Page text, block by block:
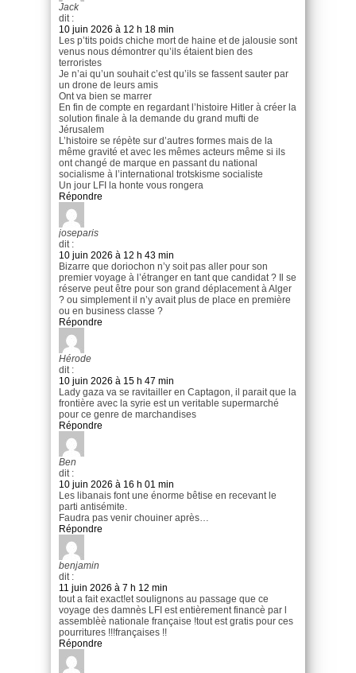
Jack
dit :
10 juin 2026 à 12 h 18 min
Les p’tits poids chiche mort de haine et de jalousie sont
venus nous démontrer qu’ils étaient bien des
terroristes
Je n’ai qu’un souhait c’est qu’ils se fassent sauter par
un drone de leurs amis
Ont va bien se marrer
En fin de compte en regardant l’histoire Hitler à créer la
solution finale à la demande du grand mufti de
Jérusalem
L’histoire se répète sur d’autres formes mais de la
même gravité et avec les mêmes acteurs même si ils
ont changé de marque en passant du national
socialisme à l’international trotskisme socialiste
Un jour LFI la honte vous rongera
Répondre
joseparis
dit :
10 juin 2026 à 12 h 43 min
Bizarre que doriochon n’y soit pas aller pour son
premier voyage à l’étranger en tant que candidat ? Il se
réserve peut être pour son grand déplacement à Alger
? ou simplement il n’y avait plus de place en première
ou en business classe ?
Répondre
Hérode
dit :
10 juin 2026 à 15 h 47 min
Lady gaza va se ravitailler en Captagon, il parait que la
frontière avec la syrie est un veritable supermarché
pour ce genre de marchandises
Répondre
Ben
dit :
10 juin 2026 à 16 h 01 min
Les libanais font une énorme bêtise en recevant le
parti antisémite.
Faudra pas venir chouiner après…
Répondre
benjamin
dit :
11 juin 2026 à 7 h 12 min
tout a fait exact!et soulignons au passage que ce
voyage des damnès LFI est entièrement financè par l
assemblèè nationale française !tout est gratis pour ces
pourritures !!!françaises !!
Répondre